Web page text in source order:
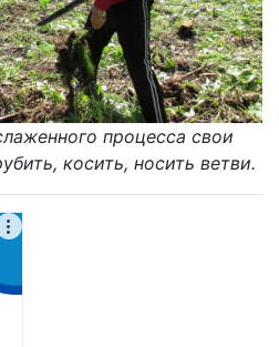
процесса свои
косить, носить ветви.